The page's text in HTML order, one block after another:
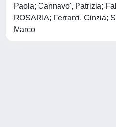
Paola; Cannavo', Patrizia;
ROSARIA; Ferranti, Cinzia;
Marco